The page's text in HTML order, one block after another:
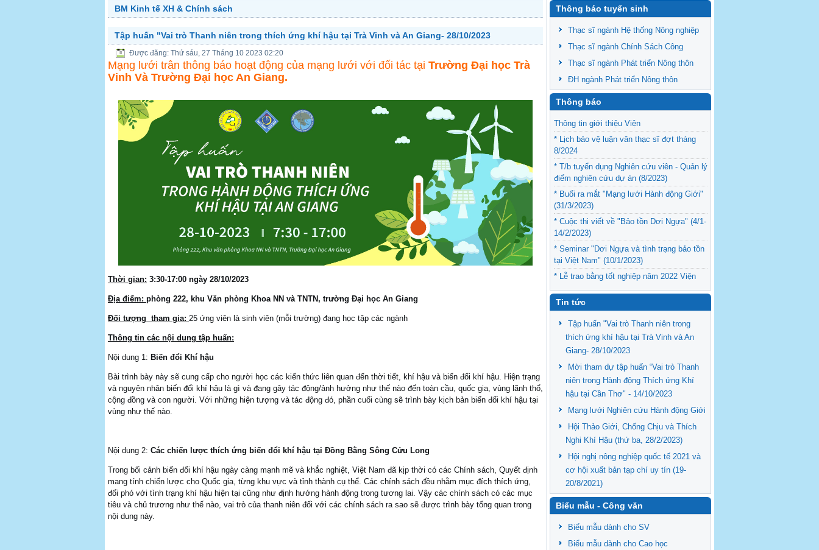
BM Kinh tế XH & Chính sách
Tập huấn "Vai trò Thanh niên trong thích ứng khí hậu tại Trà Vinh và An Giang- 28/10/2023
Được đăng: Thứ sáu, 27 Tháng 10 2023 02:20
Mạng lưới trân thông báo hoạt động của mạng lưới với đối tác tại Trường Đại học Trà
Vinh Và Trường Đại học An Giang.
Thời gian: 3:30-17:00 ngày 28/10/2023
Địa điểm: phòng 222, khu Văn phòng Khoa NN và TNTN, trường Đại học An Giang
Đối tượng tham gia: 25 ứng viên là sinh viên (mỗi trường) đang học tập các ngành
Thông tin các nội dung tập huấn:
Nội dung 1: Biến đổi Khí hậu
Bài trình bày này sẽ cung cấp cho người học các kiến thức liên quan đến thời tiết, khí hậu và biến đổi khí hậu. Hiện trạng
và nguyên nhân biến đổi khí hậu là gì và đang gây tác động/ảnh hưởng như thế nào đến toàn cầu, quốc gia, vùng lãnh thổ,
cộng đồng và con người. Với những hiện tượng và tác động đó, phần cuối cùng sẽ trình bày kịch bản biến đổi khí hậu tại
vùng như thế nào.
Nội dung 2: Các chiến lược thích ứng biến đổi khí hậu tại Đồng Bằng Sông Cửu Long
Trong bối cảnh biến đổi khí hậu ngày càng mạnh mẽ và khắc nghiệt, Việt Nam đã kịp thời có các Chính sách, Quyết định
mang tính chiến lược cho Quốc gia, từng khu vực và tỉnh thành cụ thể. Các chính sách đều nhằm mục đích thích ứng,
đối phó với tình trạng khí hậu hiện tại cũng như định hướng hành động trong tương lai. Vậy các chính sách có các mục
tiêu và chủ trương như thế nào, vai trò của thanh niên đối với các chính sách ra sao sẽ được trình bày tổng quan trong
nội dung này.
Thông báo tuyển sinh
Thạc sĩ ngành Hệ thống Nông nghiệp
Thạc sĩ ngành Chính Sách Công
Thạc sĩ ngành Phát triển Nông thôn
ĐH ngành Phát triển Nông thôn
Thông báo
Thông tin giới thiệu Viện
* Lịch bảo vệ luận văn thạc sĩ đợt tháng
8/2024
* T/b tuyển dụng Nghiên cứu viên - Quản lý
điểm nghiên cứu dự án (8/2023)
* Buổi ra mắt "Mạng lưới Hành động Giới"
(31/3/2023)
* Cuộc thi viết về "Bảo tồn Dơi Ngựa" (4/1-
14/2/2023)
* Seminar "Dơi Ngựa và tình trạng bảo tồn
tại Việt Nam" (10/1/2023)
* Lễ trao bằng tốt nghiệp năm 2022 Viện
Nghiên cứu Phát triển ĐBSCL (12/9/2022)
Tin tức
Tập huấn "Vai trò Thanh niên trong
thích ứng khí hậu tại Trà Vinh và An
Giang- 28/10/2023
Mời tham dự tập huấn “Vai trò Thanh
niên trong Hành động Thích ứng Khí
hậu tại Cần Thơ" - 14/10/2023
Mạng lưới Nghiên cứu Hành động Giới
Hội Thảo Giới, Chống Chịu và Thích
Nghi Khí Hậu (thứ ba, 28/2/2023)
Hội nghị nông nghiệp quốc tế 2021 và
cơ hội xuất bản tạp chí uy tín (19-
20/8/2021)
Biểu mẫu - Công văn
Biểu mẫu dành cho SV
Biểu mẫu dành cho Cao học